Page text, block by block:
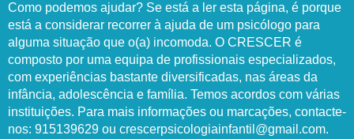
Como podemos ajudar? Se está a ler esta página, é porque
está a considerar recorrer à ajuda de um psicólogo para
alguma situação que o(a) incomoda. O CRESCER é
composto por uma equipa de profissionais especializados,
com experiências bastante diversificadas, nas áreas da
infância, adolescência e família. Temos acordos com várias
instituições. Para mais informações ou marcações, contacte-
nos: 915139629 ou crescerpsicologiainfantil@gmail.com.